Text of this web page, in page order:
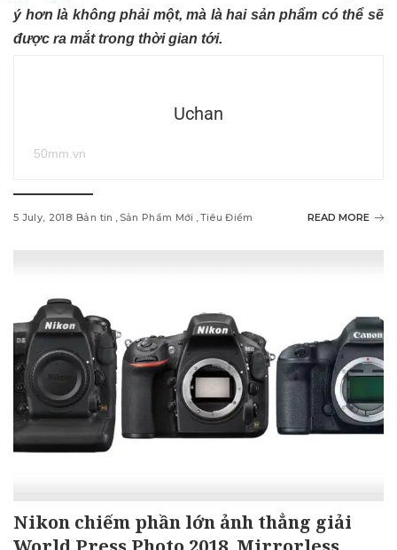
ý hơn là không phải một, mà là hai sản phẩm có thể sẽ
được ra mắt trong thời gian tới.
Uchan
50mm.vn
5 July, 2018 Bản tin Sản Phẩm Mới Tiêu Điểm READ MORE
Nikon chiếm phần lớn ảnh thẳng giải